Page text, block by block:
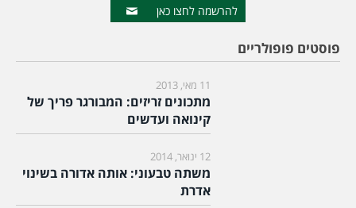
להרשמה לחצו כאן
פוסטים פופולריים
11 מאי, 2013
מתכונים זריזים: המבורגר פריך של
קינואה ועדשים
12 ינואר, 2014
משתה טבעוני: אותה אדורה בשינוי
אדרת